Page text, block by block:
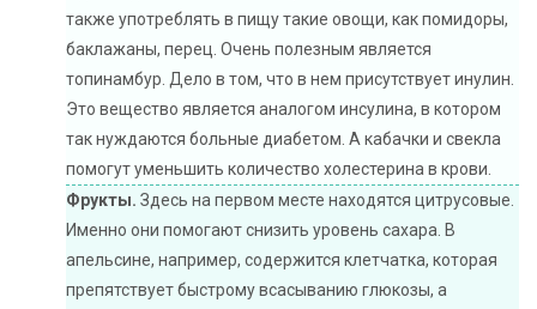
также употреблять в пищу такие овощи, как помидоры,
баклажаны, перец. Очень полезным является
топинамбур. Дело в том, что в нем присутствует инулин.
Это вещество является аналогом инсулина, в котором
так нуждаются больные диабетом. А кабачки и свекла
помогут уменьшить количество холестерина в крови.
Фрукты. Здесь на первом месте находятся цитрусовые.
Именно они помогают снизить уровень сахара. В
апельсине, например, содержится клетчатка, которая
препятствует быстрому всасыванию глюкозы, а